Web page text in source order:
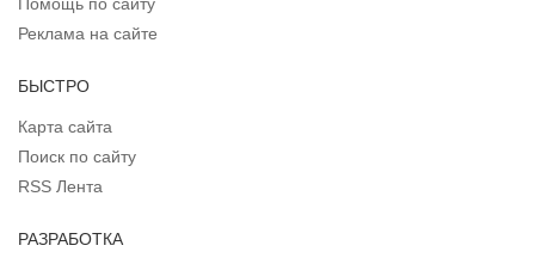
Реклама на сайте
БЫСТРО
Карта сайта
Поиск по сайту
RSS Лента
РАЗРАБОТКА